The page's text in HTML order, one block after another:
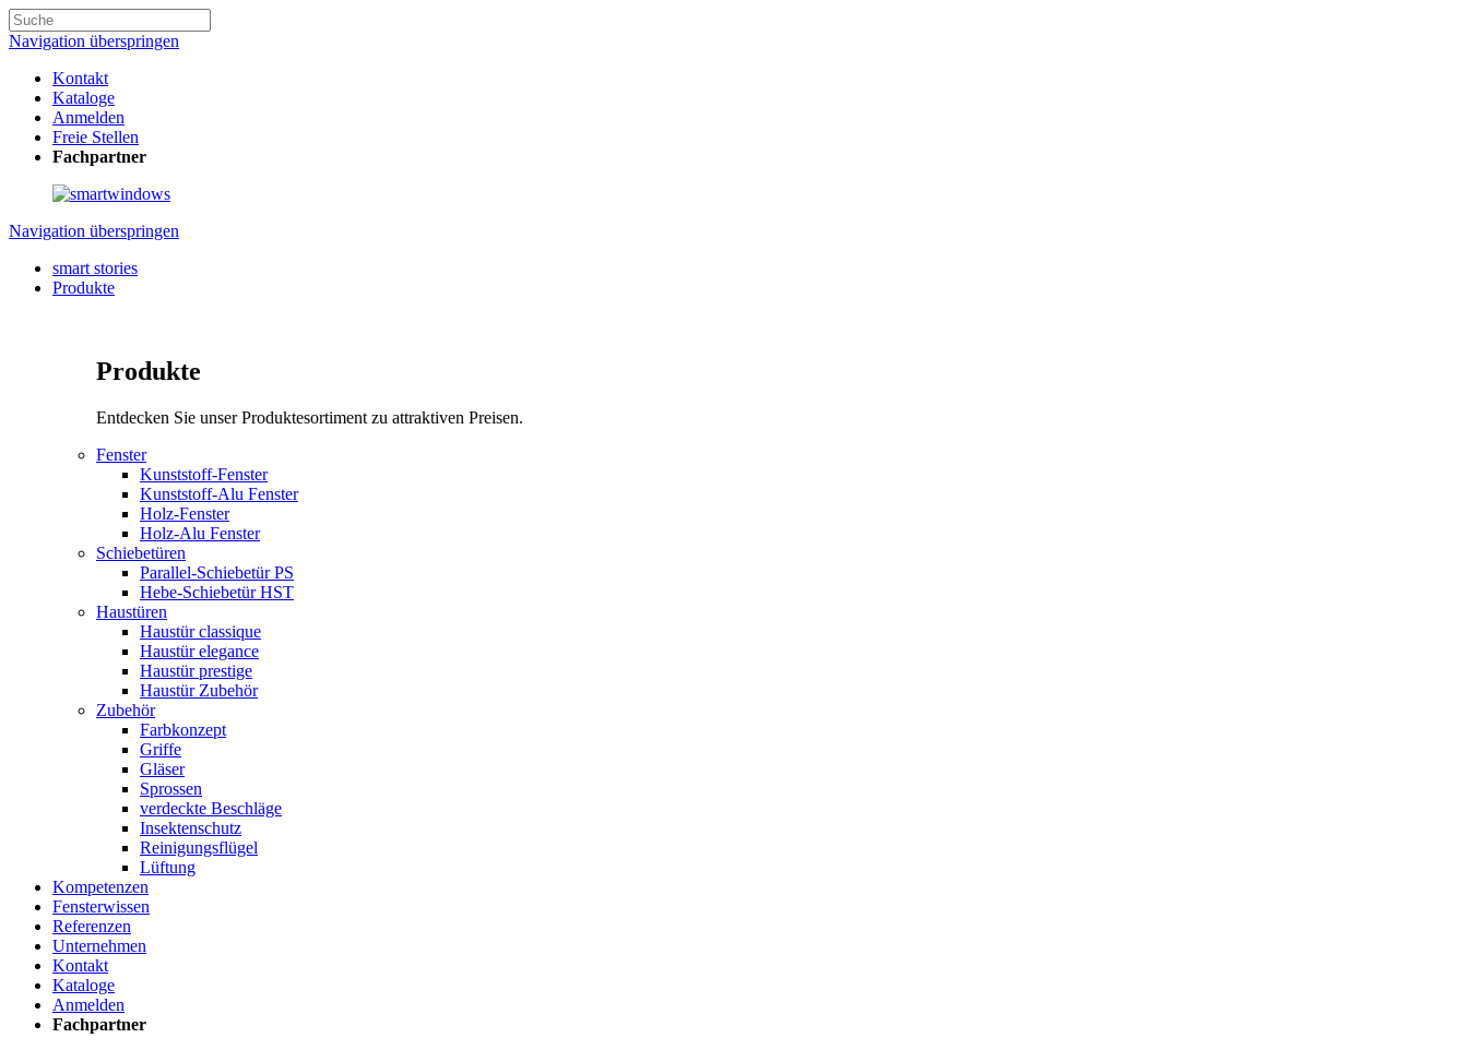
Navigation überspringen
Kontakt
Kataloge
Anmelden
Freie Stellen
Fachpartner
Navigation überspringen
smart stories
Produkte
Produkte
Entdecken Sie unser Produktesortiment zu attraktiven Preisen.
Fenster
Kunststoff-Fenster
Kunststoff-Alu Fenster
Holz-Fenster
Holz-Alu Fenster
Schiebetüren
Parallel-Schiebetür PS
Hebe-Schiebetür HST
Haustüren
Haustür classique
Haustür elegance
Haustür prestige
Haustür Zubehör
Zubehör
Farbkonzept
Griffe
Gläser
Sprossen
verdeckte Beschläge
Insektenschutz
Reinigungsflügel
Lüftung
Kompetenzen
Fensterwissen
Referenzen
Unternehmen
Kontakt
Kataloge
Anmelden
Fachpartner